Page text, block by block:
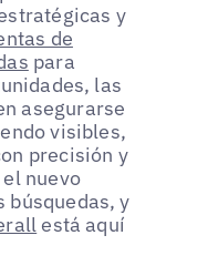
y
de
para
las
asegurarse
visibles,
precisión y
nuevo
búsquedas, y
está aquí